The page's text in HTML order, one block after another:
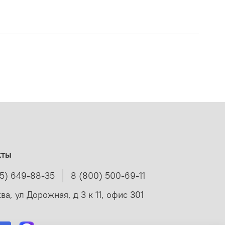
649-88-35
8 (800) 500-69-11
ул Дорожная, д 3 к 11, офис 301